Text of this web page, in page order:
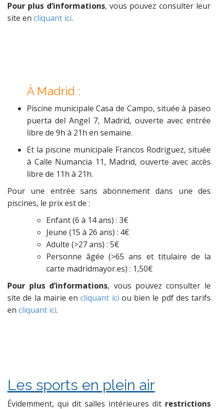
Pour plus d’informations, vous pouvez consulter leur
site en cliquant ici.
ÀMadrid :
Piscine municipale Casa de Campo, située à paseo
puerta del Angel 7, Madrid, ouverte avec entrée
libre de 9h à 21h en semaine.
Et la piscine municipale Francos Rodriguez, située
à Calle Numancia 11, Madrid, ouverte avec accès
libre de 11h à 21h.
Pour une entrée sans abonnement dans une des
piscines, le prix est de :
Enfant (6 à 14 ans) : 3€
Jeune (15 à 26 ans) : 4€
Adulte (>27 ans) : 5€
Personne âgée (>65 ans et titulaire de la
carte madridmayor.es) : 1,50€
Pour plus d’informations, vous pouvez consulter le
site de la mairie encliquant ici ou bien le pdf des tarifs
en cliquant ici.
Les sports en plein air
Évidemment, qui dit salles intérieures dit restrictions